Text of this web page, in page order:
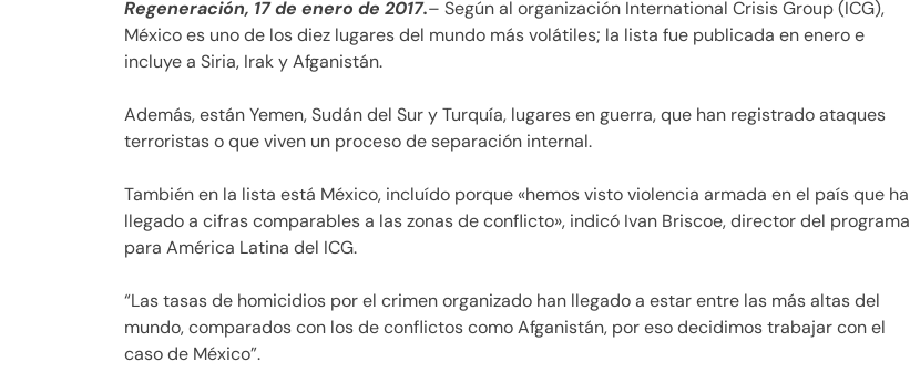
Regeneración, 17 de enero de 2017.– Según al organización International Crisis Group (ICG),
México es uno de los diez lugares del mundo más volátiles; la lista fue publicada en enero e
incluye a Siria, Irak y Afganistán.
Además, están Yemen, Sudán del Sur y Turquía, lugares en guerra, que han registrado ataques
terroristas o que viven un proceso de separación internal.
También en la lista está México, incluído porque «hemos visto violencia armada en el país que ha
llegado a cifras comparables a las zonas de conflicto», indicó Ivan Briscoe, director del programa
para América Latina del ICG.
“Las tasas de homicidios por el crimen organizado han llegado a estar entre las más altas del
mundo, comparados con los de conflictos como Afganistán, por eso decidimos trabajar con el
caso de México”.